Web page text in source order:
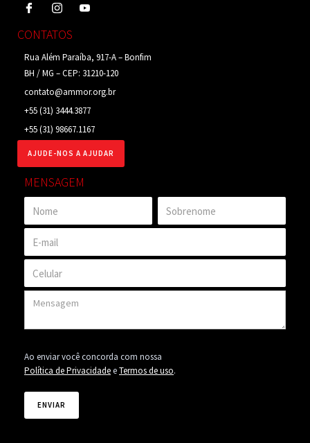
CONTATOS
Rua Além Paraíba, 917-A – Bonfim
BH / MG – CEP: 31210-120
contato@ammor.org.br
+55 (31) 3444.3877
+55 (31) 98667.1167
AJUDE-NOS A AJUDAR
MENSAGEM
Ao enviar você concorda com nossa
Política de PrivacidadeeTermos de uso.